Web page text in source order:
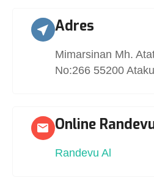
Adres
Mimarsinan Mh.
No:266 55200
Online
Randevu Al